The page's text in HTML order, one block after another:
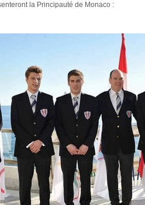
la Principauté de Monaco :